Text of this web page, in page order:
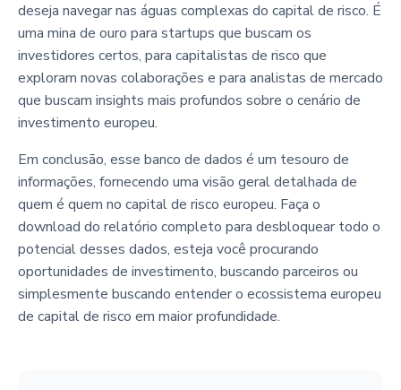
deseja navegar nas águas complexas do capital de risco. É
uma mina de ouro para startups que buscam os
investidores certos, para capitalistas de risco que
exploram novas colaborações e para analistas de mercado
que buscam insights mais profundos sobre o cenário de
investimento europeu.
Em conclusão, esse banco de dados é um tesouro de
informações, fornecendo uma visão geral detalhada de
quem é quem no capital de risco europeu. Faça o
download do relatório completo para desbloquear todo o
potencial desses dados, esteja você procurando
oportunidades de investimento, buscando parceiros ou
simplesmente buscando entender o ecossistema europeu
de capital de risco em maior profundidade.